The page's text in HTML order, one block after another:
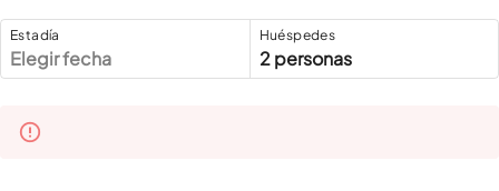
Estadía
Elegir fecha
Huéspedes
2 personas